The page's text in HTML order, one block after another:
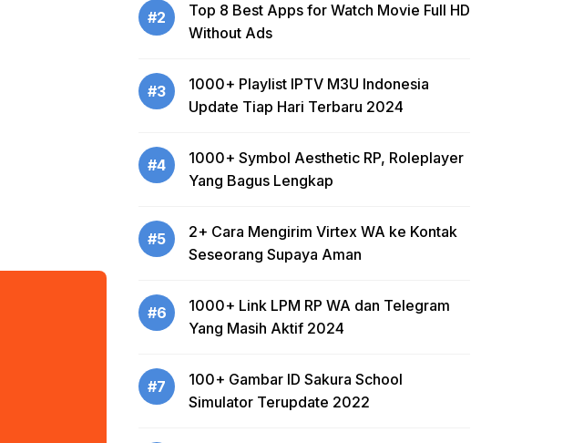
#2
Top 8 Best Apps for Watch Movie Full HD
Without Ads
#3
1000+ Playlist IPTV M3U Indonesia
Update Tiap Hari Terbaru 2024
#4
1000+ Symbol Aesthetic RP, Roleplayer
Yang Bagus Lengkap
#5
2+ Cara Mengirim Virtex WA ke Kontak
Seseorang Supaya Aman
#6
1000+ Link LPM RP WA dan Telegram
Yang Masih Aktif 2024
#7
100+ Gambar ID Sakura School
Simulator Terupdate 2022